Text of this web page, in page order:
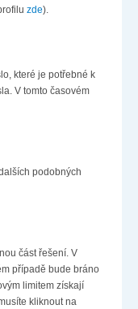
zde).
které je potřebné k
V tomto časovém
podobných
část řešení. V
případě bude bráno
limitem získají
kliknout na